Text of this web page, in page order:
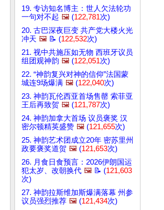
19. 专访知名博主：世人欠法轮功
一句对不起 🖼️ (122,781次)
20. 古巴深夜巨变 共产党大楼火光
冲天 🖼️ 📝 (122,532次)
21. 视中共施压如无物 西班牙议员
组团观神韵 🖼️ (122,051次)
22. “神韵复兴对神的信仰”法国蒙
城连9场爆满 🖼️ (122,040次)
23. 神韵瓦伦西亚首场售罄 索菲亚
王后再致贺 🖼️ (121,787次)
24. 神韵加拿大首场 议员褒奖 汉
密尔顿精英盛赞 🖼️ (121,655次)
25. 神韵艺术团成立20年 密苏里州
政要褒奖道贺 🖼️ (121,653次)
26. 月食日食预言：2026伊朗国运
犯太岁、改朝换代 🖼️ 📝 (121,603
次)
27. 神韵拉斯维加斯爆满落幕 州参
议员强烈推荐 🖼️ (121,434次)